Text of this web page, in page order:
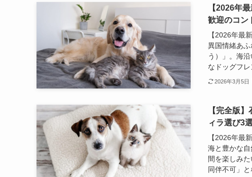
【2026年
歓迎のコン
【2026年最
異国情緒あ
う）」。海
なドッグフレ
2026年3月5日
【完全版
ィラ選び3選
【2026年最
海と豊かな
間を楽しみ
同伴不可」と